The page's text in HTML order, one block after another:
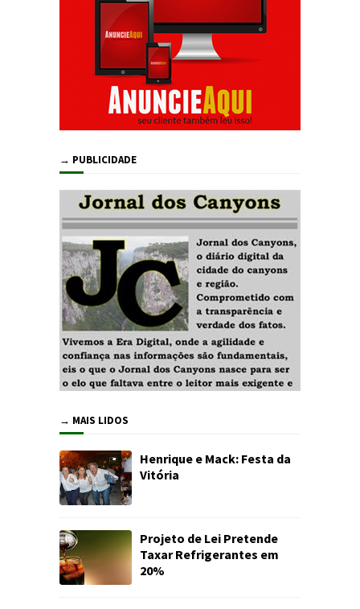
→ PUBLICIDADE
→ MAIS LIDOS
Henrique e Mack: Festa da
Vitória
Projeto de Lei Pretende
Taxar Refrigerantes em
20%